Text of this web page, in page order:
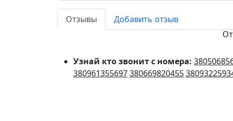
Отзывы
Добавить отзыв
Узнай кто звонит с номера:
380961355697380669820455